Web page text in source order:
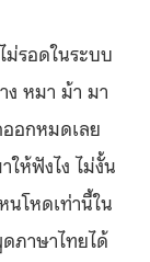
ม่รอดในระบบ
ง หมา ม้า มา
อกหมดเลย
ให้ฟังไง ไม่งั้น
นโหดเท่านี้ใน
ภาษาไทยได้